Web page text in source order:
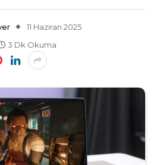
11 Haziran 2025
3 Dk Okuma